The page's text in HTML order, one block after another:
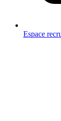
Espace